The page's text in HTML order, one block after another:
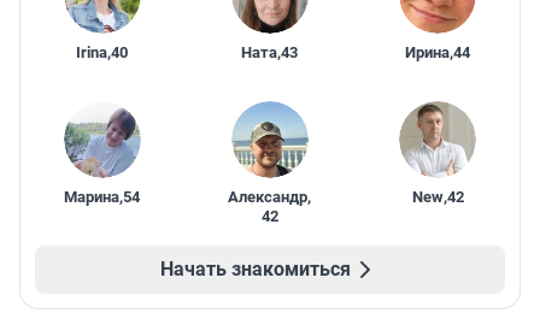
Irina,40 Ната,43 Ирина,44
Марина,54 Александр,
42
New,42
Начать знакомиться